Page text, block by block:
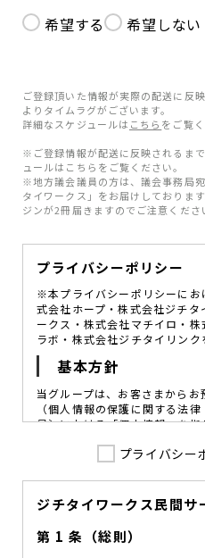
希望する 希望しない
ご登録頂いた情報が実際の配送に反
よりタイムラグがございます。
詳細なスケジュールは こちら をご覧く
※ご登録情報が配送に反映されるま
ュールはこちらをご覧ください。
※地方議会議員の方は、議会事務局
タイワークス」をお届けしておりま
ジンが2冊届きますのでご注意くださ
プライバシーポリシー
※本プライバシーポリシーにお
式会社ホープ・株式会社ジチ
ークス・株式会社マチイロ・
ラボ・株式会社ジチタイリンク
基本方針
当グループは、お客さまから
（個人情報の保護に関する法
号〕における「個人情報」を
図ることが、重要な社会的責
を定め、役員及び従業員に個
組みを徹底させることによって
に努めてまいります。
プライバシー
ジチタイワークス民間サ
第 1 条（総則）